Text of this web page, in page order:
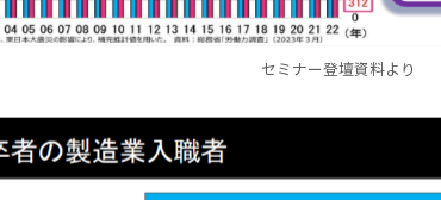
セミナー登壇資料より